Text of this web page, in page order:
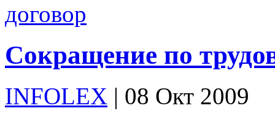
договор
Сокращение по
INFOLEX | 08 Окт 2009